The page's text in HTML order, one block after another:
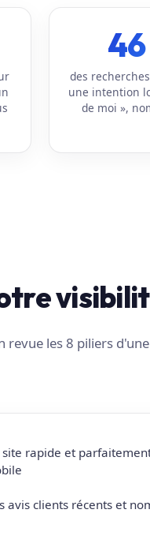
46
des
une intention
de moi »,
revue les 8 piliers
site rapide et
avis clients récents et